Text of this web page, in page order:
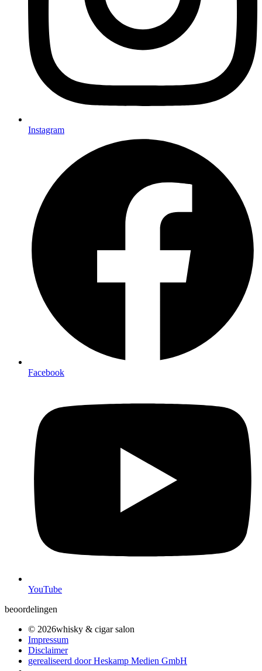
Instagram
Facebook
YouTube
beoordelingen
© 2026whisky & cigar salon
Impressum
Disclaimer
gerealiseerd door Heskamp Medien GmbH